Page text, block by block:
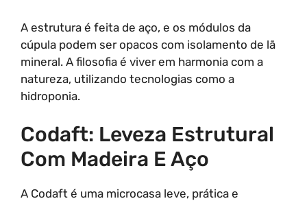
A estrutura é feita de aço, e os módulos da
cúpula podem ser opacos com isolamento de lã
mineral. A filosofia é viver em harmonia com a
natureza, utilizando tecnologias como a
hidroponia.
Codaft: Leveza Estrutural
Com Madeira E Aço
A Codaft é uma microcasa leve, prática e